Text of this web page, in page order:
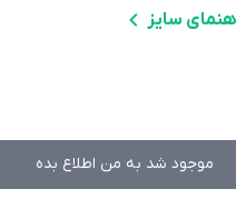
سایز
موجود شد به من اطلاع بده